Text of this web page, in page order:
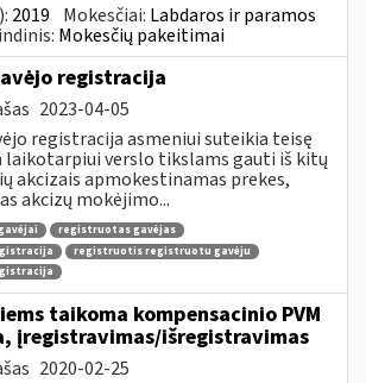
2019 Mokesčiai: Labdaros ir paramos
Mokesčių pakeitimai
registracija
2023-04-05
registracija asmeniui suteikia teisę
verslo tikslams gauti iš kitų
akcizais apmokestinamas prekes,
akcizų mokėjimo...
registruotas gavėjas
registruotis registruotu gavėju
taikoma kompensacinio PVM
įregistravimas/išregistravimas
2020-02-25